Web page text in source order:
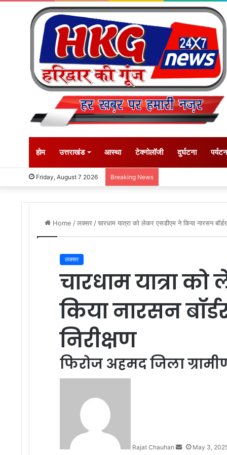
होम उत्तराखंड आस्था टेक्नोलॉजी दुर्घटना पर्यटन
Friday, August 7 2026 Breaking News
Home /लक्सर/चारधाम यात्रा को लेकर एसडीएम ने किया नारसन
लक्सर
चारधाम यात्रा
किया नारसन
निरीक्षण
फिरोज अहमद जिला ग्रामीण
Rajat Chauhan May 3,